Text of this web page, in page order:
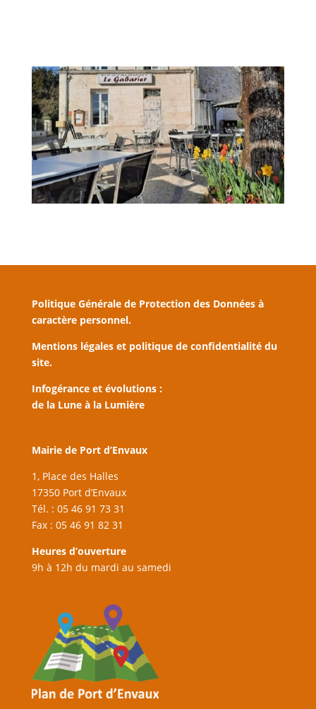
Politique Générale de Protection des Données à
caractère personnel.
Mentions légales et politique de confidentialité du
site.
Infogérance et évolutions :
de la Lune à la Lumière
Mairie de Port d’Envaux
1, Place des Halles
17350 Port d’Envaux
Tél. : 05 46 91 73 31
Fax : 05 46 91 82 31
Heures d’ouverture
9h à 12h du mardi au samedi